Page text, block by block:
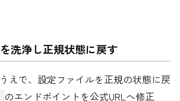
洗浄し正規状態に戻す
えで、設定ファイルを正規の状態に戻
のエンドポイントを公式URLへ修正